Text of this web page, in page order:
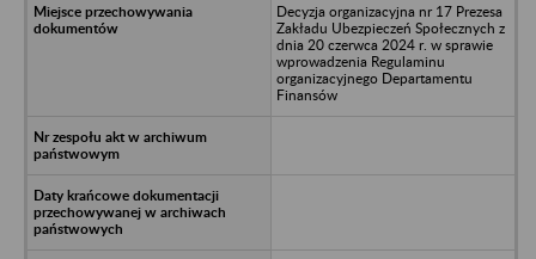
Decyzja organizacyjna nr 17 Prezesa
Zakładu Ubezpieczeń Społecznych z
dnia 20 czerwca 2024 r. w sprawie
wprowadzenia Regulaminu
organizacyjnego Departamentu
Finansów